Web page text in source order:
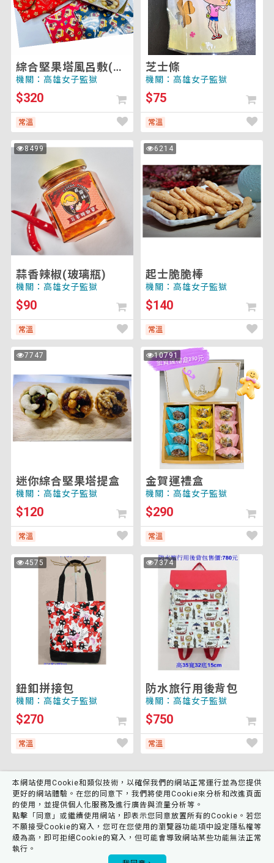
風
呂
敷
(鐵
盒
入)
綜合堅果塔風呂敷(鐵
盒6入)
機關：高雄女子監獄
$320
常溫
芝士條
機關：高雄女子監獄
$75
常溫
8499
次
蒜
璃
蒜香辣椒(玻璃瓶)
機關：高雄女子監獄
$90
常溫
6214
次
覽
起
脆
脆
棒
起士脆脆棒
機關：高雄女子監獄
$140
常溫
7747
次
覽
迷
綜
堅
果
塔
迷你綜合堅果塔提盒
機關：高雄女子監獄
$120
常溫
10791
次
瀏
金
賀
金賀運禮盒
機關：高雄女子監獄
$290
常溫
4575
次
鈕
鈕釦拼接包
機關：高雄女子監獄
$270
常溫
7374
次
防
防水旅行用後背包
機關：高雄女子監獄
$750
常溫
1
共 18 個商品 頁數1/1
本網站使用Cookie和類似技術，以確保我們的網站正常運行並為您提供
更好的網站體驗。在您的同意下，我們將使用Cookie來分析和改進頁面
的使用，並提供個人化服務及進行廣告與流量分析等。
點擊「同意」或繼續使用網站，即表示您同意放置所有的Cookie。若您
不願接受Cookie的寫入，您可在您使用的瀏覽器功能項中設定隱私權等
級為高，即可拒絕Cookie的寫入，但可能會導致網站某些功能無法正常
執行。